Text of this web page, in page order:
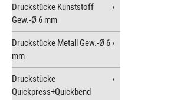
Druckstücke Kunststoff
Gew.-Ø 6 mm
Druckstücke Metall Gew.-Ø 6
mm
Druckstücke
Quickpress+Quickbend